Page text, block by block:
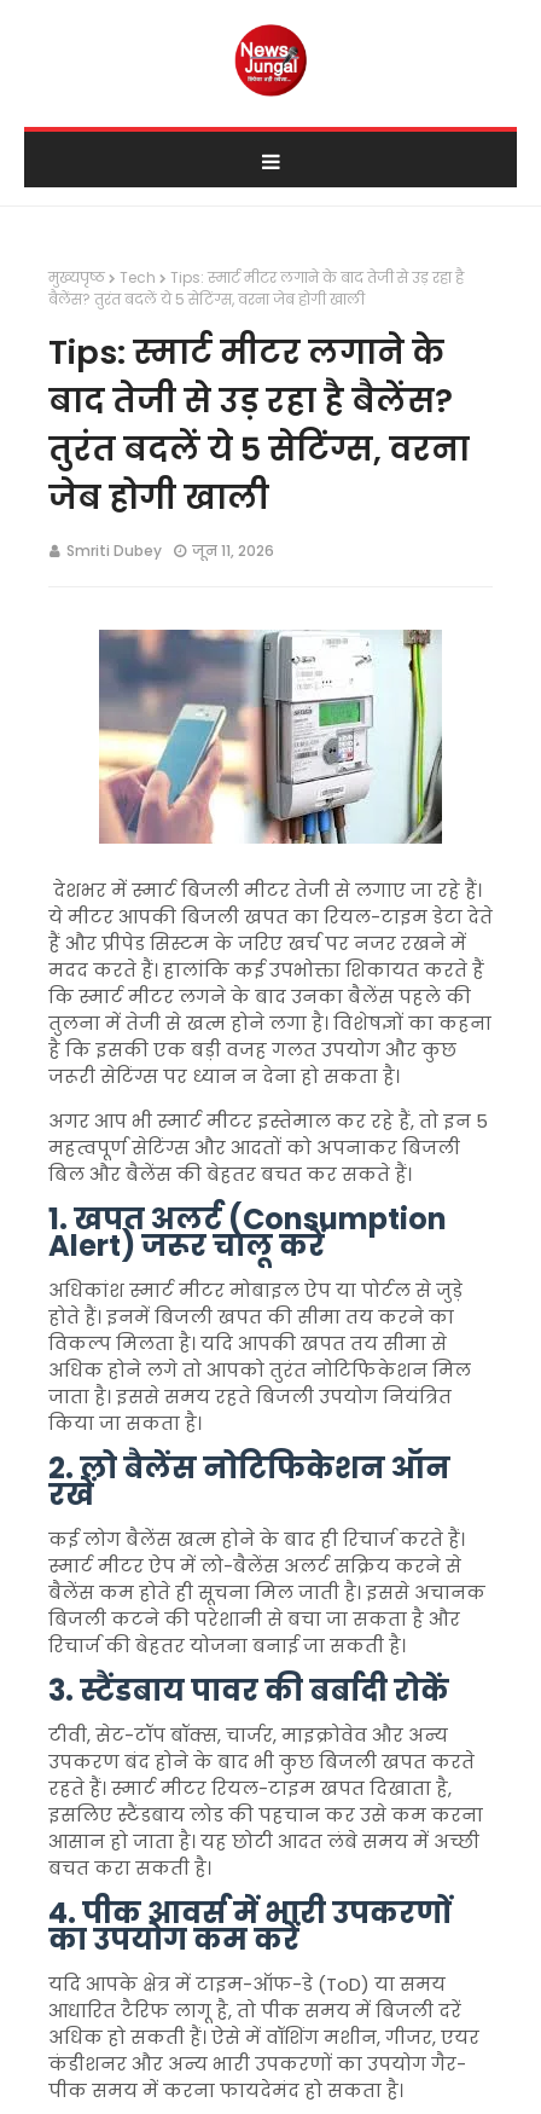
मुख्यपृष्ठ Tech
Tips: स्मार्ट मीटर लगाने के बाद तेजी से उड़ रहा है
बैलेंस? तुरंत बदलें ये 5 सेटिंग्स, वरना जेब होगी खाली
Tips: स्मार्ट मीटर लगाने के
बाद तेजी से उड़ रहा है बैलेंस?
तुरंत बदलें ये 5 सेटिंग्स, वरना
जेब होगी खाली
Smriti Dubey जून 11, 2026
देशभर में स्मार्ट बिजली मीटर तेजी से लगाए जा रहे हैं।
ये मीटर आपकी बिजली खपत का रियल-टाइम डेटा देते
हैं और प्रीपेड सिस्टम के जरिए खर्च पर नजर रखने में
मदद करते हैं। हालांकि कई उपभोक्ता शिकायत करते हैं
कि स्मार्ट मीटर लगने के बाद उनका बैलेंस पहले की
तुलना में तेजी से खत्म होने लगा है। विशेषज्ञों का कहना
है कि इसकी एक बड़ी वजह गलत उपयोग और कुछ
जरूरी सेटिंग्स पर ध्यान न देना हो सकता है।
अगर आप भी स्मार्ट मीटर इस्तेमाल कर रहे हैं, तो इन 5
महत्वपूर्ण सेटिंग्स और आदतों को अपनाकर बिजली
बिल और बैलेंस की बेहतर बचत कर सकते हैं।
1. खपत अलर्ट (Consumption
Alert) जरूर चालू करें
अधिकांश स्मार्ट मीटर मोबाइल ऐप या पोर्टल से जुड़े
होते हैं। इनमें बिजली खपत की सीमा तय करने का
विकल्प मिलता है। यदि आपकी खपत तय सीमा से
अधिक होने लगे तो आपको तुरंत नोटिफिकेशन मिल
जाता है। इससे समय रहते बिजली उपयोग नियंत्रित
किया जा सकता है।
2. लो बैलेंस नोटिफिकेशन ऑन
रखें
कई लोग बैलेंस खत्म होने के बाद ही रिचार्ज करते हैं।
स्मार्ट मीटर ऐप में लो-बैलेंस अलर्ट सक्रिय करने से
बैलेंस कम होते ही सूचना मिल जाती है। इससे अचानक
बिजली कटने की परेशानी से बचा जा सकता है और
रिचार्ज की बेहतर योजना बनाई जा सकती है।
3. स्टैंडबाय पावर की बर्बादी रोकें
टीवी, सेट-टॉप बॉक्स, चार्जर, माइक्रोवेव और अन्य
उपकरण बंद होने के बाद भी कुछ बिजली खपत करते
रहते हैं। स्मार्ट मीटर रियल-टाइम खपत दिखाता है,
इसलिए स्टैंडबाय लोड की पहचान कर उसे कम करना
आसान हो जाता है। यह छोटी आदत लंबे समय में अच्छी
बचत करा सकती है।
4. पीक आवर्स में भारी उपकरणों
का उपयोग कम करें
यदि आपके क्षेत्र में टाइम-ऑफ-डे (ToD) या समय
आधारित टैरिफ लागू है, तो पीक समय में बिजली दरें
अधिक हो सकती हैं। ऐसे में वॉशिंग मशीन, गीजर, एयर
कंडीशनर और अन्य भारी उपकरणों का उपयोग गैर-
पीक समय में करना फायदेमंद हो सकता है।